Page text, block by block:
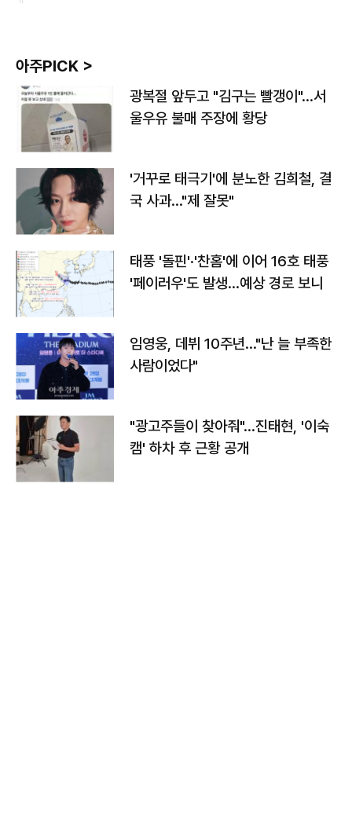
아주PICK >
광복절 앞두고 "김구는 빨갱이"…서
울우유 불매 주장에 황당
'거꾸로 태극기'에 분노한 김희철, 결
국 사과…"제 잘못"
태풍 '돌핀'·'찬홈'에 이어 16호 태풍
'페이러우'도 발생…예상 경로 보니
임영웅, 데뷔 10주년…"난 늘 부족한
사람이었다"
"광고주들이 찾아줘"…진태현, '이숙
캠' 하차 후 근황 공개